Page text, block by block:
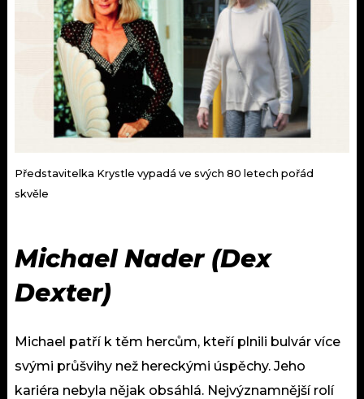
Představitelka Krystle vypadá ve svých 80 letech pořád
skvěle
Michael Nader (Dex
Dexter)
Michael patří k těm hercům, kteří plnili bulvár více
svými průšvihy než hereckými úspěchy. Jeho
kariéra nebyla nějak obsáhlá. Nejvýznamnější rolí